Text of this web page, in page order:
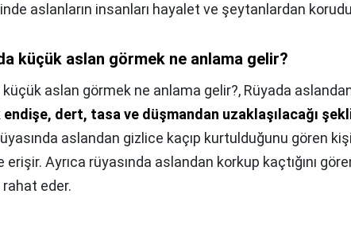
aslanların insanları hayalet ve şeytanlardan
küçük aslan görmek ne anlama gelir?
küçük aslan görmek ne anlama gelir?, Rüyada aslandan
endişe, dert, tasa ve düşmandan uzaklaşılacağı
aslandan gizlice kaçıp kurtulduğunu gören
erişir. Ayrıca rüyasında aslandan korkup kaçtığını
eder.